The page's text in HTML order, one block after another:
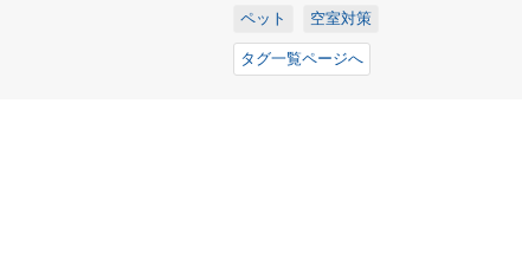
ペット 空室対策
タグ一覧ページへ